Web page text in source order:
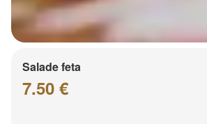
Salade feta
7.50 €